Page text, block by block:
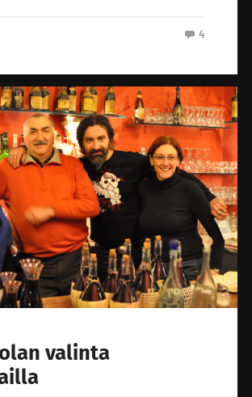
4
valinta